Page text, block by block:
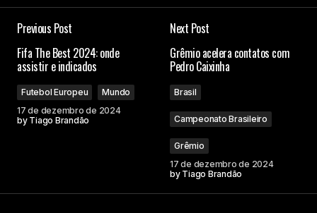
Previous Post
Fifa The Best 2024: onde
assistir e indicados
Futebol Europeu
Mundo
17 de dezembro de 2024
by Tiago Brandão
Next Post
Grêmio acelera contatos com
Pedro Caixinha
Brasil
Campeonato Brasileiro
Grêmio
17 de dezembro de 2024
by Tiago Brandão